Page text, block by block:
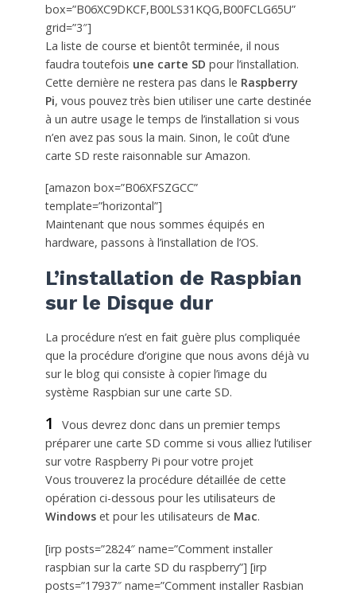
box=”B06XC9DKCF,B00LS31KQG,B00FCLG65U”
grid=”3″]
La liste de course et bientôt terminée, il nous
faudra toutefois une carte SD pour l’installation.
Cette dernière ne restera pas dans le Raspberry
Pi, vous pouvez très bien utiliser une carte destinée
à un autre usage le temps de l’installation si vous
n’en avez pas sous la main. Sinon, le coût d’une
carte SD reste raisonnable sur Amazon.
[amazon box=”B06XFSZGCC”
template=”horizontal”]
Maintenant que nous sommes équipés en
hardware, passons à l’installation de l’OS.
L’installation de Raspbian
sur le Disque dur
La procédure n’est en fait guère plus compliquée
que la procédure d’origine que nous avons déjà vu
sur le blog qui consiste à copier l’image du
système Raspbian sur une carte SD.
1
Vous devrez donc dans un premier temps
préparer une carte SD comme si vous alliez l’utiliser
sur votre Raspberry Pi pour votre projet
Vous trouverez la procédure détaillée de cette
opération ci-dessous pour les utilisateurs de
Windowset pour les utilisateurs de Mac.
[irp posts=”2824″ name=”Comment installer
raspbian sur la carte SD du raspberry”] [irp
posts=”17937″ name=”Comment installer Rasbian